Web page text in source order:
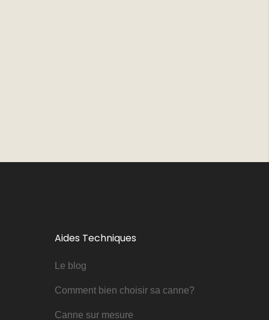
Aides Techniques
Le blog
Comment bien choisir sa canne?
Canne sur mesure